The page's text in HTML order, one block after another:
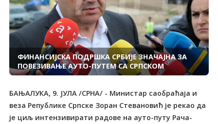
ФИНАНСИЈСКА ПОДРШКА СРБИЈЕ ЗНАЧАЈНА ЗА
ПОВЕЗИВАЊЕ АУТО-ПУТЕМ СА СРПСКОМ
БАЊАЛУКА, 9. ЈУЛА /СРНА/ - Министар саобраћаја и
веза Републике Српске Зоран Стевановић је рекао да
је циљ интензивирати радове на ауто-путу Рача-